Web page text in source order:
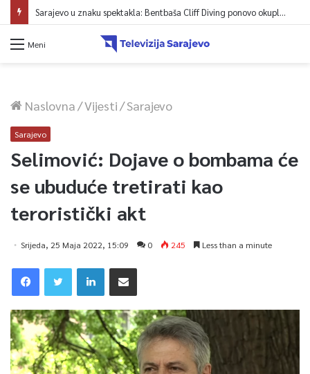
Sarajevo u znaku spektakla: Bentbaša Cliff Diving ponovo okuplja najbolje skakače i vrhunsku zabavu
Meni
Naslovna/Vijesti/Sarajevo
Sarajevo
Selimović: Dojave o bombama će
se ubuduće tretirati kao
teroristički akt
Srijeda, 25 Maja 2022, 15:09 0 245 Less than a minute